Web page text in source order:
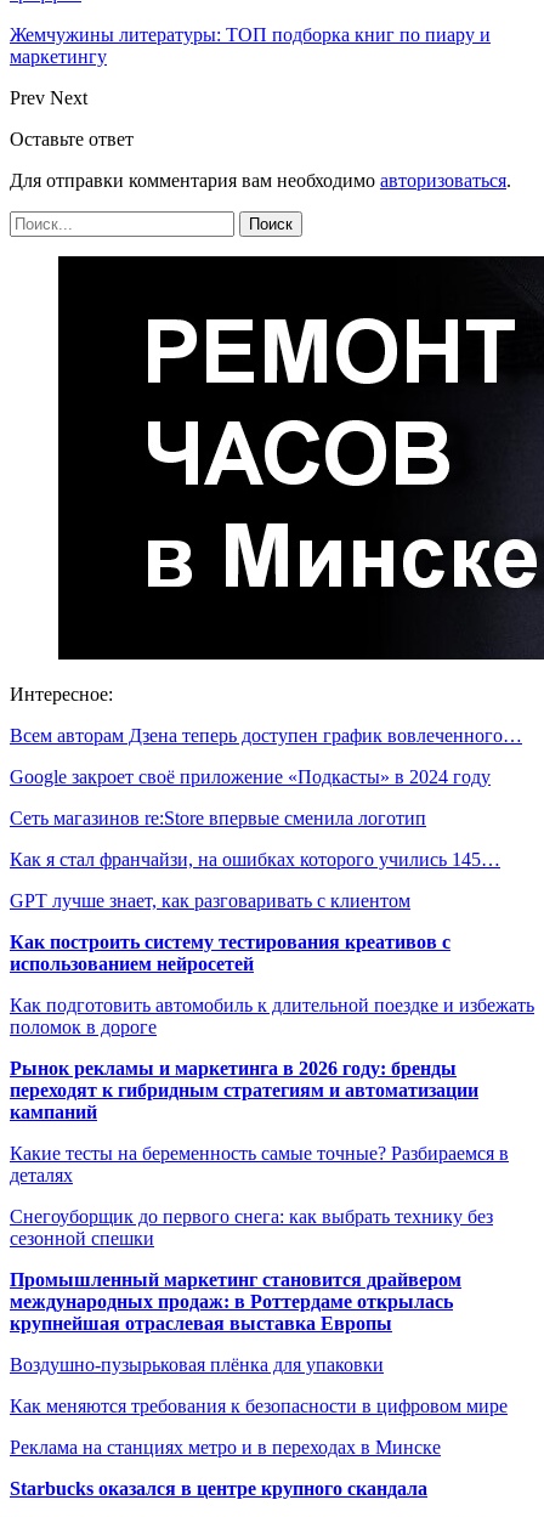
Жемчужины литературы: ТОП подборка книг по пиару и
маркетингу
Prev Next
Оставьте ответ
Для отправки комментария вам необходимо авторизоваться.
Интересное:
Всем авторам Дзена теперь доступен график вовлеченного…
Google закроет своё приложение «Подкасты» в 2024 году
Сеть магазинов re:Store впервые сменила логотип
Как я стал франчайзи, на ошибках которого учились 145…
GPT лучше знает, как разговаривать с клиентом
Как построить систему тестирования креативов с
использованием нейросетей
Как подготовить автомобиль к длительной поездке и избежать
поломок в дороге
Рынок рекламы и маркетинга в 2026 году: бренды
переходят к гибридным стратегиям и автоматизации
кампаний
Какие тесты на беременность самые точные? Разбираемся в
деталях
Снегоуборщик до первого снега: как выбрать технику без
сезонной спешки
Промышленный маркетинг становится драйвером
международных продаж: в Роттердаме открылась
крупнейшая отраслевая выставка Европы
Воздушно-пузырьковая плёнка для упаковки
Как меняются требования к безопасности в цифровом мире
Реклама на станциях метро и в переходах в Минске
Starbucks оказался в центре крупного скандала